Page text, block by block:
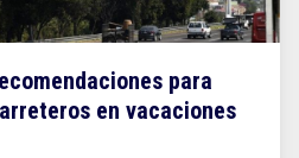
para
en vacaciones